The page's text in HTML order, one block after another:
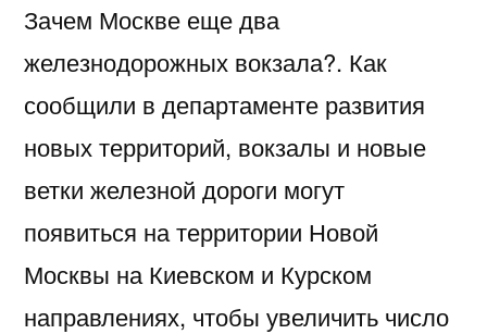
Зачем Москве еще два
железнодорожных вокзала?. Как
сообщили в департаменте развития
новых территорий, вокзалы и новые
ветки железной дороги могут
появиться на территории Новой
Москвы на Киевском и Курском
направлениях, чтобы увеличить число